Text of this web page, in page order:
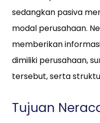
sedangkan pasiva
modal perusahaan.
memberikan
dimiliki perusahaan,
tersebut, serta
Tujuan